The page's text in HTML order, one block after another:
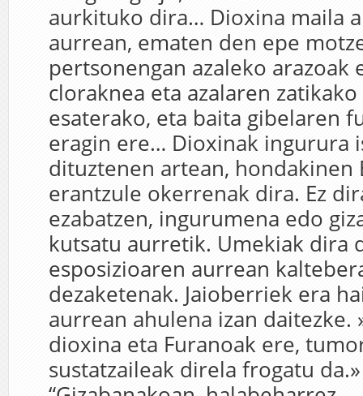
aurkituko dira… Dioxina maila
aurrean, ematen den epe
pertsonengan azaleko arazoak
cloraknea eta azalaren
esaterako, eta baita gibelaren
eragin ere… Dioxinak ingurura
dituztenen artean, hondakinen
erantzule okerrenak dira. Ez
ezabatzen, ingurumena edo
kutsatu aurretik. Umekiak dira
esposizioaren aurrean
dezaketenak. Jaioberriek era
aurrean ahulena izan daitezke.
dioxina eta Furanoak ere,
sustatzaileak direla frogatu